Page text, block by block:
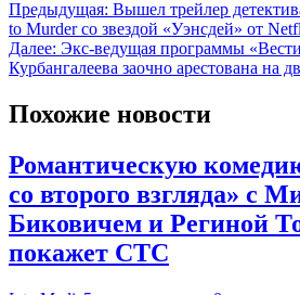
Предыдущая: Вышел трейлер
to Murder со звездой «Уэнсдей» от
Далее: Экс-ведущая программы
Курбангалеева заочно арестована на
Похожие новости
Романтическую
со второго взгляда» с
Биковичем и Региной
покажет СТС